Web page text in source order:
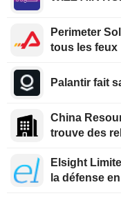
Perimeter
tous les feux
Palantir fait
China
trouve des
Elsight
la défense